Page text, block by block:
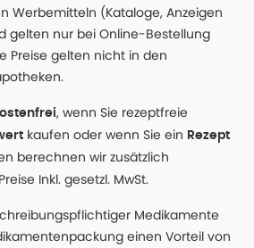
Werbemitteln (Kataloge, Anzeigen
gelten nur bei Online-Bestellung
Preise gelten nicht in den
, wenn Sie rezeptfreie
kaufen oder wenn Sie ein Rezept
berechnen wir zusätzlich
Inkl. gesetzl. MwSt.
Medikamente
einen Vorteil von